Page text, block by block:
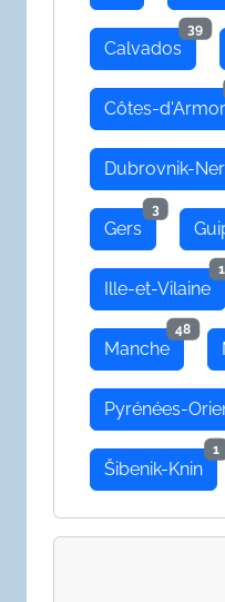
Calvados
39
Côtes-d'Armor
Dubrovnik-
Gers
3
Ille-et-Vilaine
Manche
48
Pyrénées-
Šibenik-Knin
1